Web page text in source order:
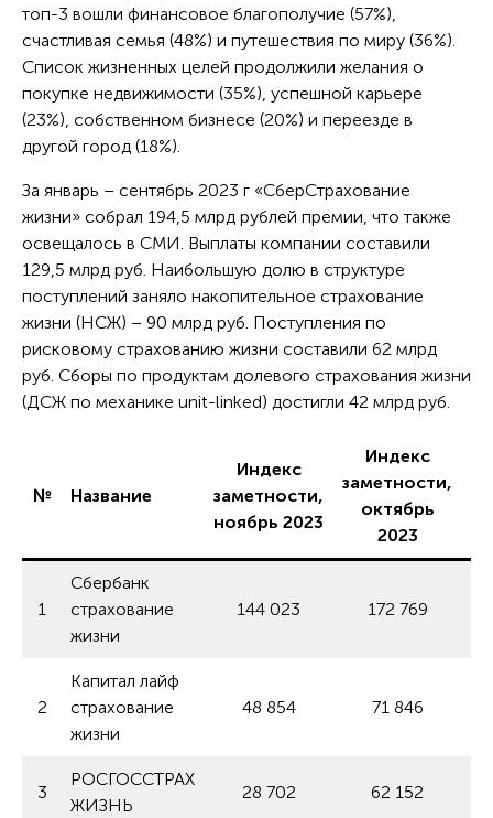
топ-3 вошли финансовое благополучие (57%),
счастливая семья (48%) и путешествия по миру (36%).
Список жизненных целей продолжили желания о
покупке недвижимости (35%), успешной карьере
(23%), собственном бизнесе (20%) и переезде в
другой город (18%).
За январь – сентябрь 2023 г «СберСтрахование
жизни» собрал 194,5 млрд рублей премии, что также
освещалось в СМИ. Выплаты компании составили
129,5 млрд руб. Наибольшую долю в структуре
поступлений заняло накопительное страхование
жизни (НСЖ) – 90 млрд руб. Поступления по
рисковому страхованию жизни составили 62 млрд
руб. Сборы по продуктам долевого страхования жизни
(ДСЖ по механике unit-linked) достигли 42 млрд руб.
№ Название
Индекс
заметности,
ноябрь 2023
Индекс
заметности,
октябрь
2023
1
Сбербанк
страхование
жизни
144 023 172 769
2
Капитал лайф
страхование
жизни
48 854 71 846
3
РОСГОССТРАХ
ЖИЗНЬ
28 702 62 152